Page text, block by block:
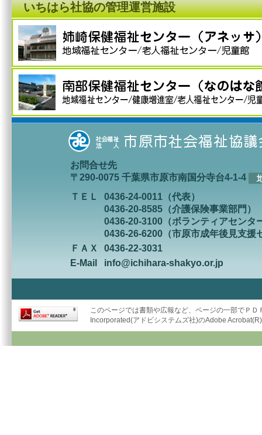
いちはら社協の管理運営施設
お問合せ先
〒290-0075 千葉県市原市南国分寺台4-1-4
ＴＥＬ
0436-24-0011（代表）
0436-20-8585（介護保険事業部門）
0436-20-3100（ボランティアセンタ
0436-26-6200（市原市成年後見支援
ＦＡＸ
0436-22-3031
E-Mail
info@ichihara-shakyo.or.jp
このページでは書類や広報など、ページの一部でＰ
Incorporated(アドビシステムズ社)のAdobe